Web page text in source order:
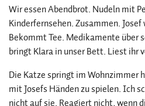
Wir essen Abendbrot. Nudeln mit
Kinderfernsehen. Zusammen.
Bekommt Tee. Medikamente über
bringt Klara in unser Bett. Liest ihr
Die Katze springt im Wohnzimmer
mit Josefs Händen zu spielen. Ich
nicht auf sie. Reagiert nicht, wenn